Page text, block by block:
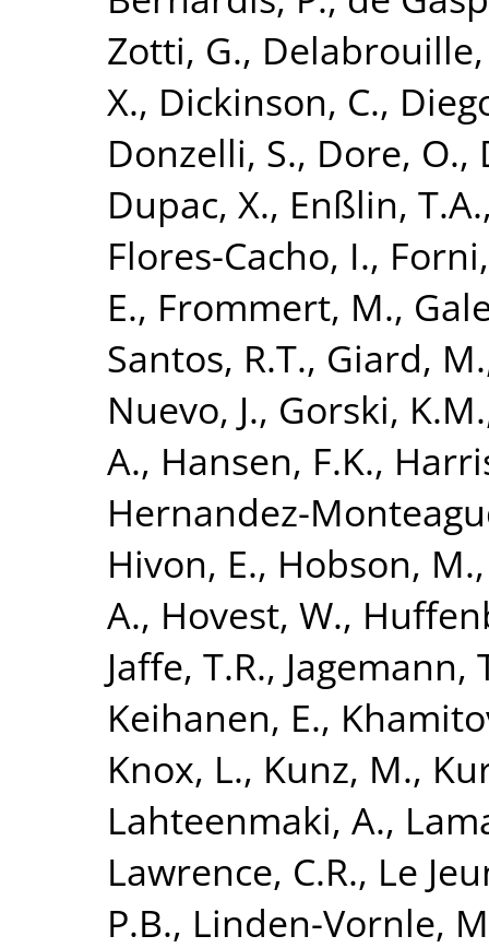
Zotti, G., Delabrouille,
X., Dickinson, C.,
Donzelli, S., Dore, O.,
Dupac, X., Enßlin, T.A.
Flores-Cacho, I.,
E., Frommert, M.,
Santos, R.T., Giard, M.
Nuevo, J., Gorski, K.M.
A., Hansen, F.K.,
Hernandez-
Hivon, E., Hobson, M.
A., Hovest, W.,
Jaffe, T.R., Jagemann,
Keihanen, E.,
Knox, L., Kunz, M.,
Lahteenmaki, A.,
Lawrence, C.R., Le
P.B., Linden-Vornle,